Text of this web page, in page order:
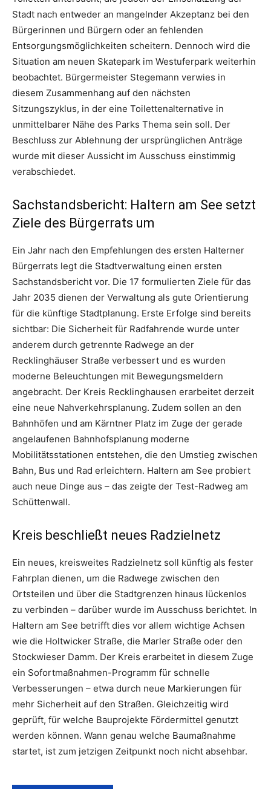
Stadt nach entweder an mangelnder Akzeptanz bei den
Bürgerinnen und Bürgern oder an fehlenden
Entsorgungsmöglichkeiten scheitern. Dennoch wird die
Situation am neuen Skatepark im Westuferpark weiterhin
beobachtet. Bürgermeister Stegemann verwies in
diesem Zusammenhang auf den nächsten
Sitzungszyklus, in der eine Toilettenalternative in
unmittelbarer Nähe des Parks Thema sein soll. Der
Beschluss zur Ablehnung der ursprünglichen Anträge
wurde mit dieser Aussicht im Ausschuss einstimmig
verabschiedet.
Sachstandsbericht: Haltern am See setzt
Ziele des Bürgerrats um
Ein Jahr nach den Empfehlungen des ersten Halterner
Bürgerrats legt die Stadtverwaltung einen ersten
Sachstandsbericht vor. Die 17 formulierten Ziele für das
Jahr 2035 dienen der Verwaltung als gute Orientierung
für die künftige Stadtplanung. Erste Erfolge sind bereits
sichtbar: Die Sicherheit für Radfahrende wurde unter
anderem durch getrennte Radwege an der
Recklinghäuser Straße verbessert und es wurden
moderne Beleuchtungen mit Bewegungsmeldern
angebracht. Der Kreis Recklinghausen erarbeitet derzeit
eine neue Nahverkehrsplanung. Zudem sollen an den
Bahnhöfen und am Kärntner Platz im Zuge der gerade
angelaufenen Bahnhofsplanung moderne
Mobilitätsstationen entstehen, die den Umstieg zwischen
Bahn, Bus und Rad erleichtern. Haltern am See probiert
auch neue Dinge aus – das zeigte der Test-Radweg am
Schüttenwall.
Kreis beschließt neues Radzielnetz
Ein neues, kreisweites Radzielnetz soll künftig als fester
Fahrplan dienen, um die Radwege zwischen den
Ortsteilen und über die Stadtgrenzen hinaus lückenlos
zu verbinden – darüber wurde im Ausschuss berichtet. In
Haltern am See betrifft dies vor allem wichtige Achsen
wie die Holtwicker Straße, die Marler Straße oder den
Stockwieser Damm. Der Kreis erarbeitet in diesem Zuge
ein Sofortmaßnahmen-Programm für schnelle
Verbesserungen – etwa durch neue Markierungen für
mehr Sicherheit auf den Straßen. Gleichzeitig wird
geprüft, für welche Bauprojekte Fördermittel genutzt
werden können. Wann genau welche Baumaßnahme
startet, ist zum jetzigen Zeitpunkt noch nicht absehbar.